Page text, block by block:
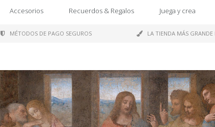
Accesorios Recuerdos & Regalos Juega y crea
MÉTODOS DE PAGO SEGUROS LA TIENDA MÁS GRANDE